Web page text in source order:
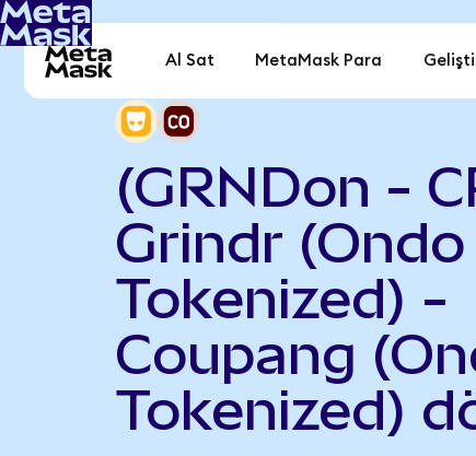
Al Sat MetaMask Para
(GRNDon -
Grindr (Ondo
Tokenized) -
Coupang
Tokenized)